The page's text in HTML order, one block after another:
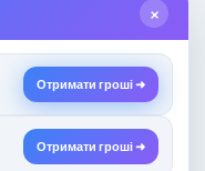
до 1825 днів
на 90 днів, комісія
×
Отримати гроші ➜
Отримати гроші ➜